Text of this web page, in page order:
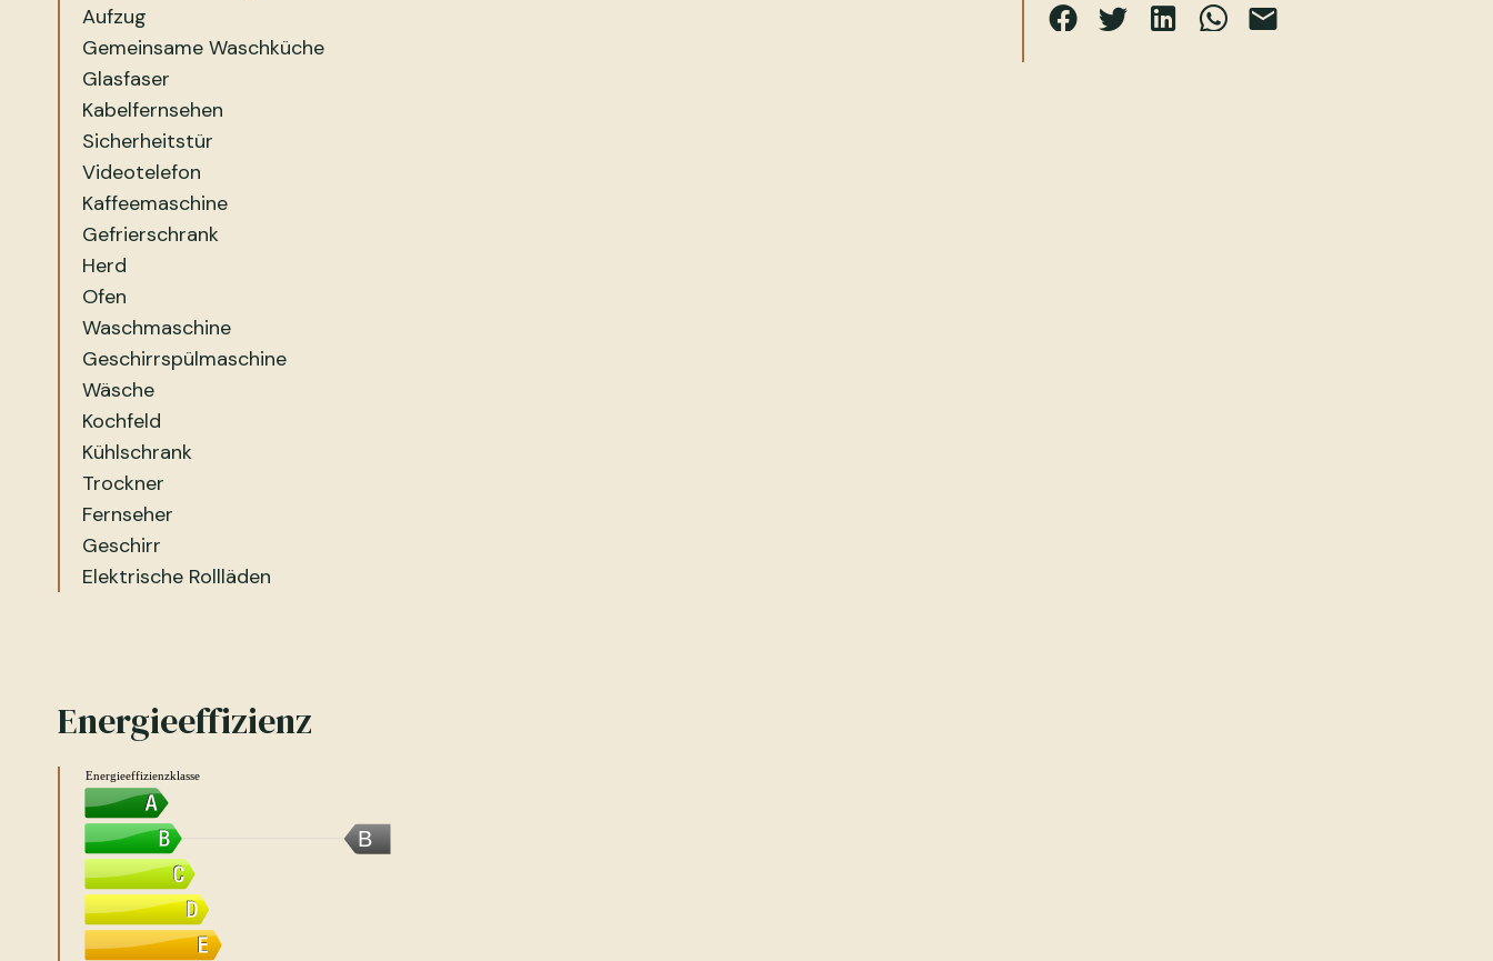
Aufzug
Gemeinsame Waschküche
Glasfaser
Kabelfernsehen
Sicherheitstür
Videotelefon
Kaffeemaschine
Gefrierschrank
Herd
Ofen
Waschmaschine
Geschirrspülmaschine
Wäsche
Kochfeld
Kühlschrank
Trockner
Fernseher
Geschirr
Elektrische Rollläden
Energieeffizienz
B
Energieeffizienzklasse